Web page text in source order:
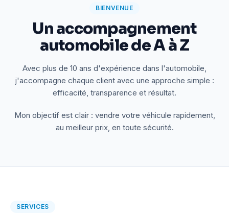
BIENVENUE
Un accompagnement
automobile de A à Z
Avec plus de 10 ans d'expérience dans l'automobile,
j'accompagne chaque client avec une approche simple :
efficacité, transparence et résultat.
Mon objectif est clair : vendre votre véhicule rapidement,
au meilleur prix, en toute sécurité.
SERVICES